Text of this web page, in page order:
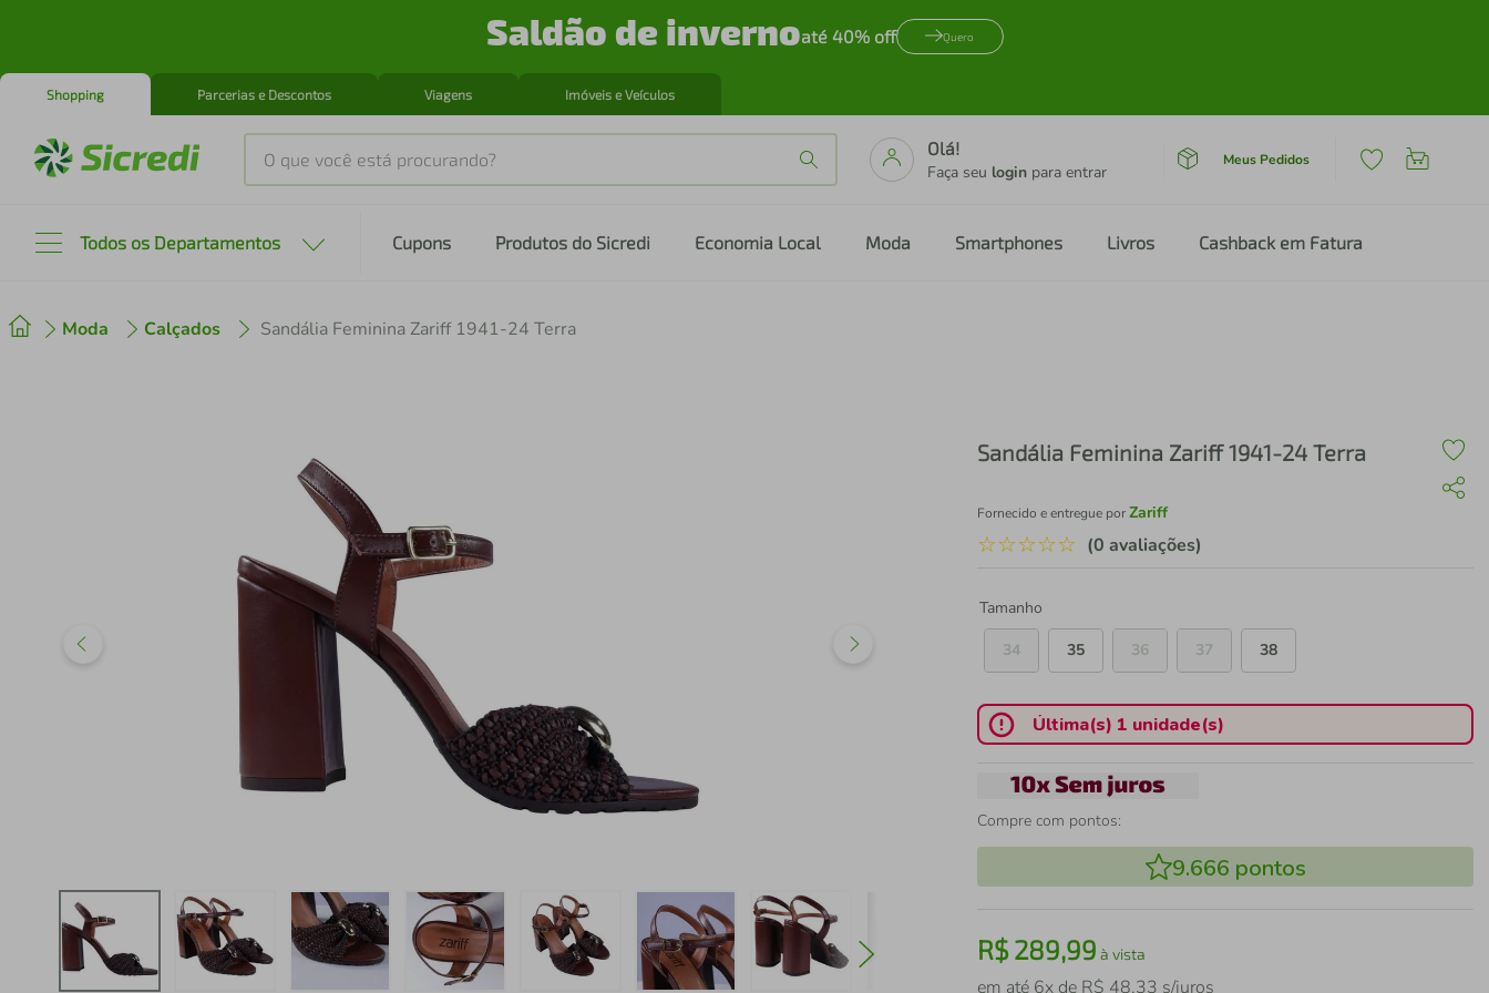
Saldão de invernoaté 40% off Quero
Shopping Parcerias e Descontos Viagens Imóveis e Veículos
O que você está procurando?
Olá!
Faça seu login para entrar
Meus Pedidos
Todos os Departamentos Cupons Produtos do Sicredi Economia Local Moda Smartphones Livros Cashback em Fatura
Moda Calçados Sandália Feminina Zariff 1941-24 Terra
Sandália Feminina Zariff 1941-24 Terra
Fornecido e entregue porZariff
☆☆☆☆☆ (0 avaliações)
Tamanho
34
35 36 37 38
Última(s) 1 unidade(s)
Compre com pontos:
9.666 pontos
R$289,99 à vista
em até 6x de R$ 48,33 s/juros
2 cafeteira
air fryer